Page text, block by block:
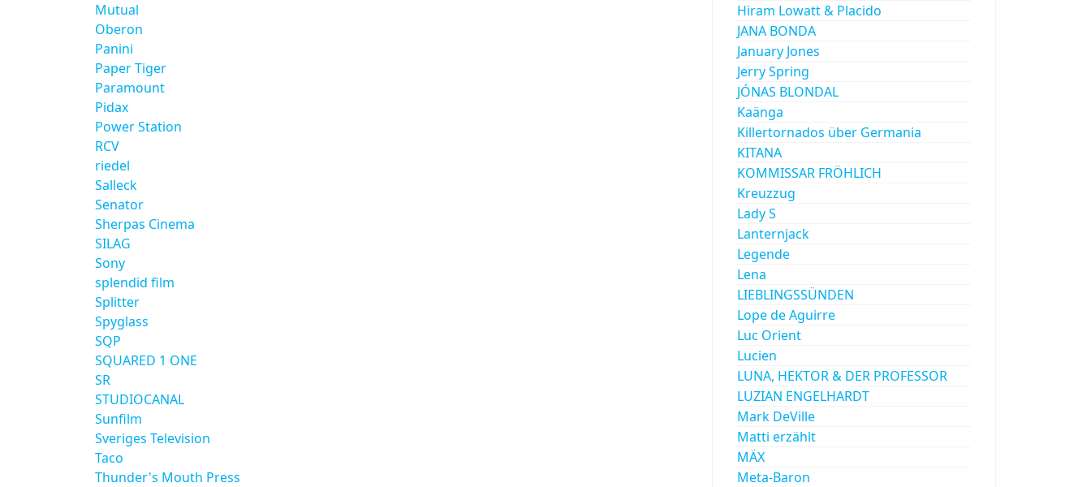
Mutual
Oberon
Panini
Paper Tiger
Paramount
Pidax
Power Station
RCV
riedel
Salleck
Senator
Sherpas Cinema
SILAG
Sony
splendid film
Splitter
Spyglass
SQP
SQUARED 1 ONE
SR
STUDIOCANAL
Sunfilm
Sveriges Television
Taco
Thunder's Mouth Press
Hiram Lowatt & Placido
JANA BONDA
January Jones
Jerry Spring
JÓNAS BLONDAL
Kaänga
Killertornados über Germania
KITANA
KOMMISSAR FRÖHLICH
Kreuzzug
Lady S
Lanternjack
Legende
Lena
LIEBLINGSSÜNDEN
Lope de Aguirre
Luc Orient
Lucien
LUNA, HEKTOR & DER PROFESSOR
LUZIAN ENGELHARDT
Mark DeVille
Matti erzählt
MÄX
Meta-Baron